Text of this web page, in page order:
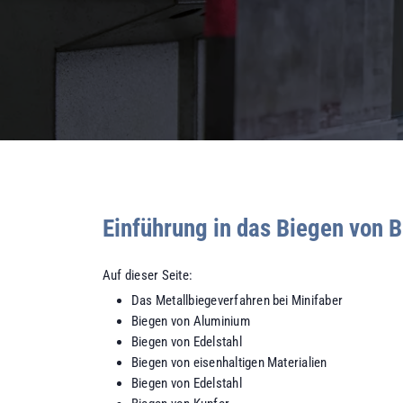
Einführung in das Biegen von
Auf dieser Seite:
Das Metallbiegeverfahren bei Minifaber
Biegen von Aluminium
Biegen von Edelstahl
Biegen von eisenhaltigen Materialien
Biegen von Edelstahl